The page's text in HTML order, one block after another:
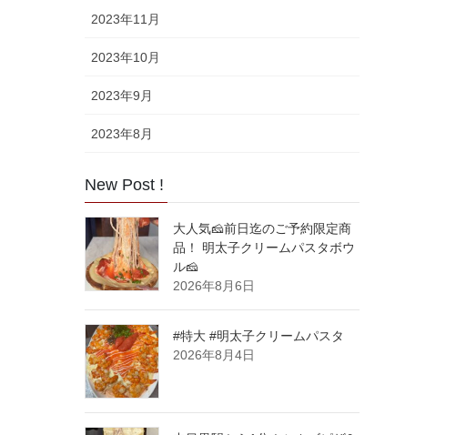
2023年11月
2023年10月
2023年9月
2023年8月
New Post !
大人気🧀前日迄のご予約限定商
品！ 明太子クリームパスタボウ
ル🧀
2026年8月6日
#特大 #明太子クリームパスタ
2026年8月4日